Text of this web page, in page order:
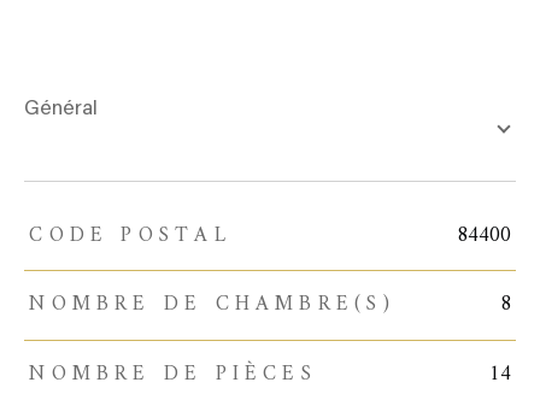
général
TRAD_ZEPHYR_Caracteristique TRAD_ZEPHYR_Valeurs
CODE POSTAL
84400
NOMBRE DE CHAMBRE(S)
8
NOMBRE DE PIÈCES
14